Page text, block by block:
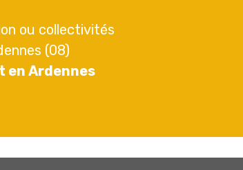
ou collectivités
(08)
Ardennes